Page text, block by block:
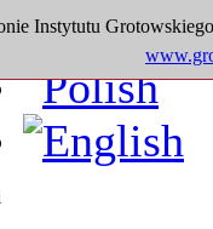
Instytutu